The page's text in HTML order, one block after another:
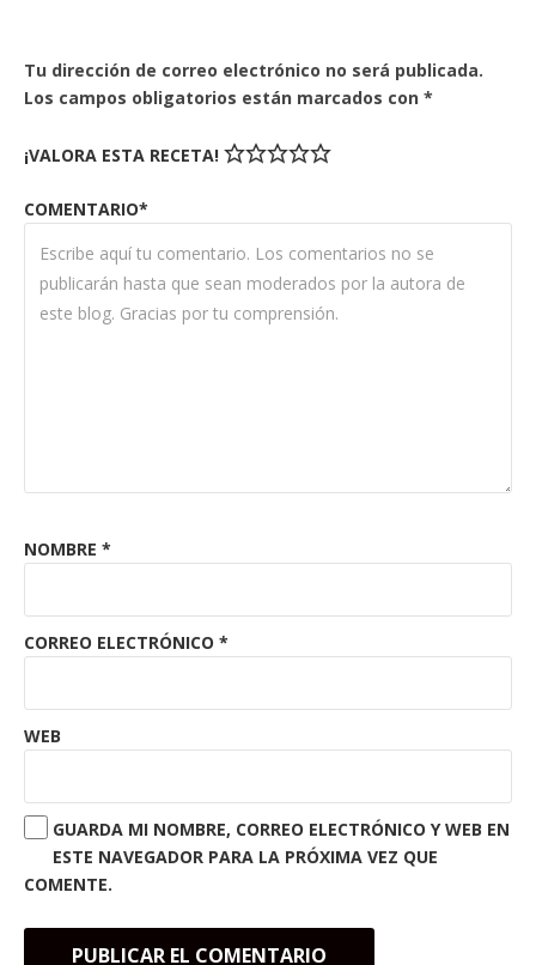
Tu dirección de correo electrónico no será publicada.
Los campos obligatorios están marcados con *
¡VALORA ESTA RECETA!
COMENTARIO*
NOMBRE *
CORREO ELECTRÓNICO *
WEB
GUARDA MI NOMBRE, CORREO ELECTRÓNICO Y WEB EN
ESTE NAVEGADOR PARA LA PRÓXIMA VEZ QUE
COMENTE.